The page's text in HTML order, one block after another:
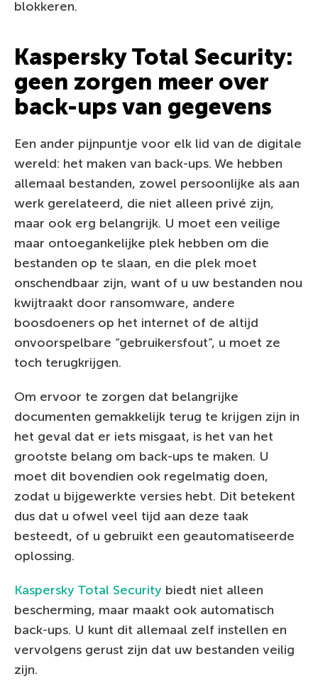
blokkeren.
Kaspersky Total Security:
geen zorgen meer over
back-ups van gegevens
Een ander pijnpuntje voor elk lid van de digitale
wereld: het maken van back-ups. We hebben
allemaal bestanden, zowel persoonlijke als aan
werk gerelateerd, die niet alleen privé zijn,
maar ook erg belangrijk. U moet een veilige
maar ontoegankelijke plek hebben om die
bestanden op te slaan, en die plek moet
onschendbaar zijn, want of u uw bestanden nou
kwijtraakt door ransomware, andere
boosdoeners op het internet of de altijd
onvoorspelbare “gebruikersfout”, u moet ze
toch terugkrijgen.
Om ervoor te zorgen dat belangrijke
documenten gemakkelijk terug te krijgen zijn in
het geval dat er iets misgaat, is het van het
grootste belang om back-ups te maken. U
moet dit bovendien ook regelmatig doen,
zodat u bijgewerkte versies hebt. Dit betekent
dus dat u ofwel veel tijd aan deze taak
besteedt, of u gebruikt een geautomatiseerde
oplossing.
Kaspersky Total Security biedt niet alleen
bescherming, maar maakt ook automatisch
back-ups. U kunt dit allemaal zelf instellen en
vervolgens gerust zijn dat uw bestanden veilig
zijn.